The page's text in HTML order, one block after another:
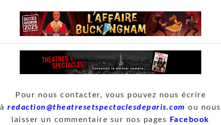
Pour nous contacter, vous pouvez nous écrire
àredaction@theatresetspectaclesdeparis.com ou nous
laisser un commentaire sur nos pages
Facebook